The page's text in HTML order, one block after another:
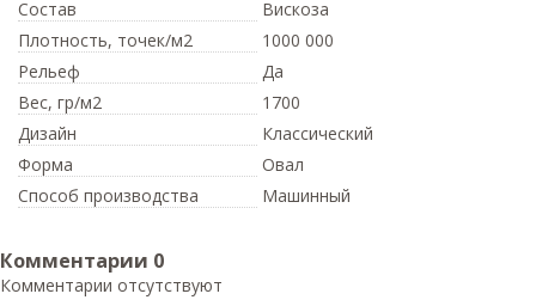
Состав
Вискоза
Плотность, точек/м2
1000 000
Рельеф
Да
Вес, гр/м2
1700
Дизайн
Классический
Форма
Овал
Способ производства
Машинный
Комментарии 0
Комментарии отсутствуют